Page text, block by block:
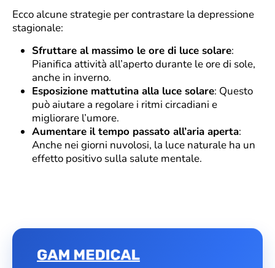
Ecco alcune strategie per contrastare la depressione
stagionale:
Sfruttare al massimo le ore di luce solare:
Pianifica attività all’aperto durante le ore di sole,
anche in inverno.
Esposizione mattutina alla luce solare: Questo
può aiutare a regolare i ritmi circadiani e
migliorare l’umore.
Aumentare il tempo passato all’aria aperta:
Anche nei giorni nuvolosi, la luce naturale ha un
effetto positivo sulla salute mentale.